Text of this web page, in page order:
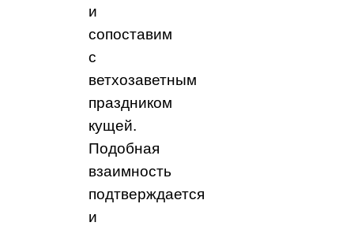
и
сопоставим
с
ветхозаветным
праздником
кущей.
Подобная
взаимность
подтверждается
и